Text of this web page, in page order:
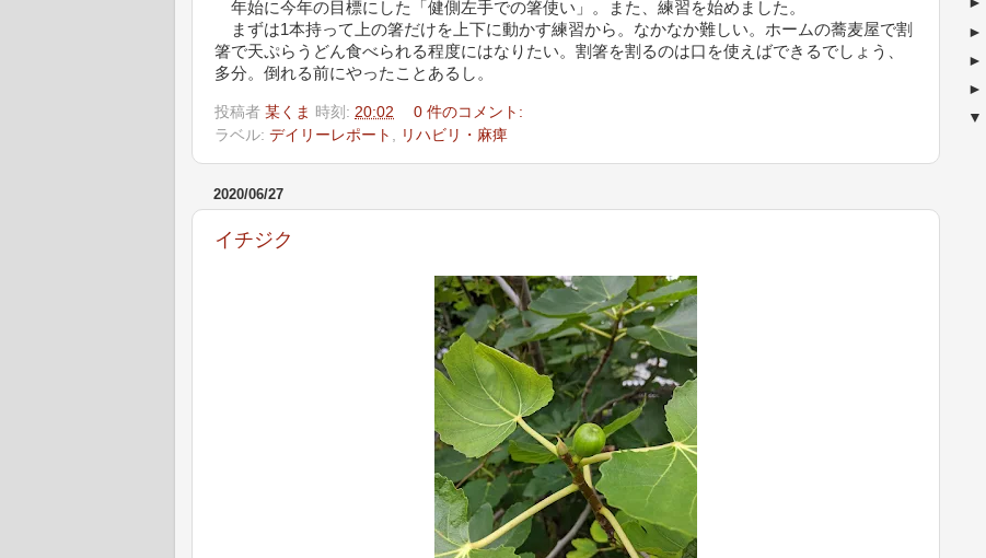
年始に今年の目標にした「健側左手での箸使い」。また、練習を始めました。
まずは1本持って上の箸だけを上下に動かす練習から。なかなか難しい。ホームの蕎麦屋で割
箸で天ぷらうどん食べられる程度にはなりたい。割箸を割るのは口を使えばできるでしょう、
多分。倒れる前にやったことあるし。
投稿者 某くま 時刻: 20:02
0 件のコメント:
ラベル: デイリーレポート リハビリ・麻痺
2020/06/27
イチジク
►
►
►
▼